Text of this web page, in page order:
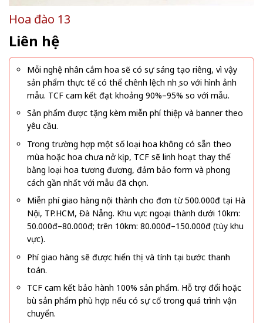
Hoa đào 13
Liên hệ
Mỗi nghệ nhân cắm hoa sẽ có sự sáng tạo riêng, vì vậy
sản phẩm thực tế có thể chênh lệch nhẹ so với hình ảnh
mẫu. TCF cam kết đạt khoảng 90%–95% so với mẫu.
Sản phẩm được tặng kèm miễn phí thiệp và banner theo
yêu cầu.
Trong trường hợp một số loại hoa không có sẵn theo
mùa hoặc hoa chưa nở kịp, TCF sẽ linh hoạt thay thế
bằng loại hoa tương đương, đảm bảo form và phong
cách gần nhất với mẫu đã chọn.
Miễn phí giao hàng nội thành cho đơn từ 500.000đ tại Hà
Nội, TP.HCM, Đà Nẵng. Khu vực ngoại thành dưới 10km:
50.000đ–80.000đ; trên 10km: 80.000đ–150.000đ (tùy khu
vực).
Phí giao hàng sẽ được hiển thị và tính tại bước thanh
toán.
TCF cam kết bảo hành 100% sản phẩm. Hỗ trợ đổi hoặc
bù sản phẩm phù hợp nếu có sự cố trong quá trình vận
chuyển.